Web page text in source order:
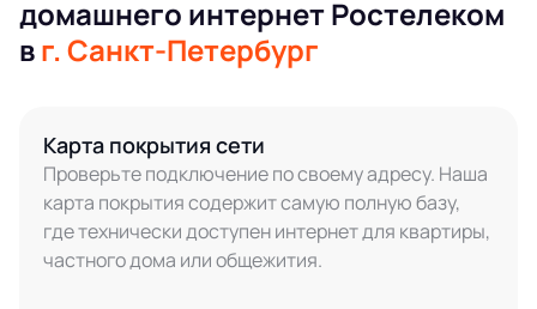
домашнего интернет Ростелеком
вг. Санкт-Петербург
Карта покрытия сети
Проверьте подключение по своему адресу. Наша
карта покрытия содержит самую полную базу,
где технически доступен интернет для квартиры,
частного дома или общежития.